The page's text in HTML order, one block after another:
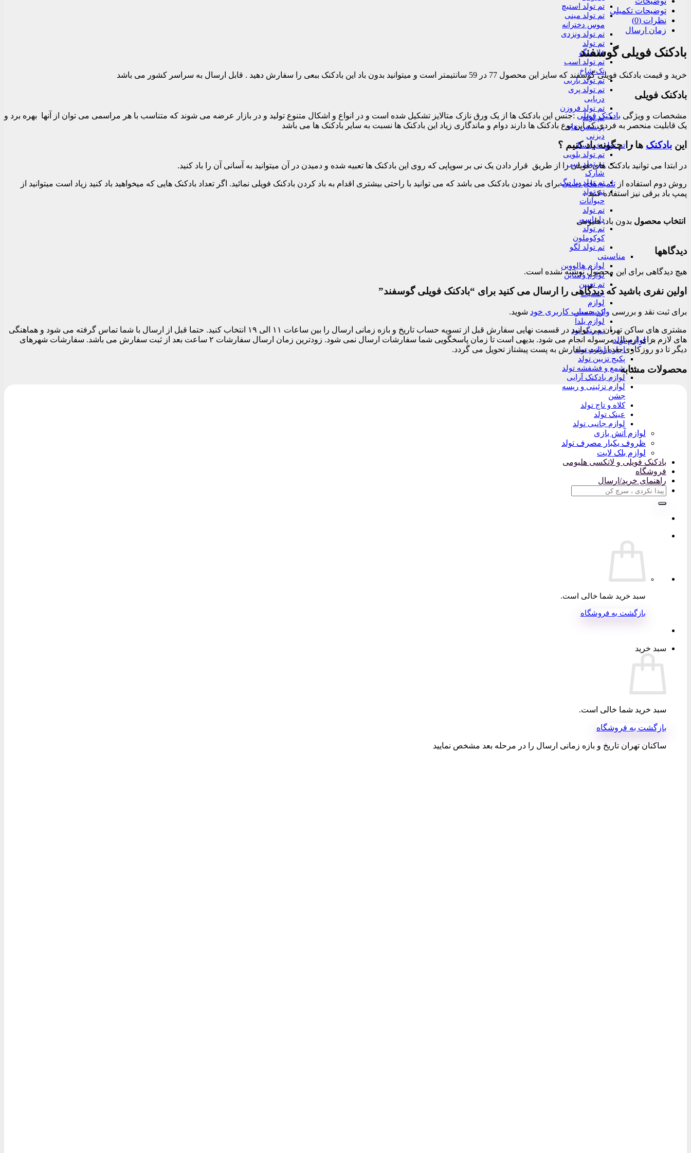
تم تولد استیچ
تم تولد مینی
موس دخترانه
تم تولد ونزدی
تم تولد
فلامینگو
تم تولد اسب
تک شاخ
تم تولد باربی
تم تولد پری
دریایی
تم تولد فروزن
تم تولد
پرنسس های
دیزنی
تم تولد خردسال
تم تولد بلویی
تم تولد بیبی
شارک
تم تولد پپا پیگ
تم تولد
حیوانات
تم تولد
دایناسور
تم تولد
کوکوملون
تم تولد لگو
مناسبتی
لوازم هالووین
لوازم ولنتاین
تم تعیین
جنسیت
لوازم
کریسمس
لوازم یلدا
تم رنگ نود
لوازم تولد
اجاره لوازم تولد
پکیج تزیین تولد
شمع و فشفشه تولد
لوازم بادکنک آرایی
لوازم تزئینی و ریسه
جشن
کلاه و تاج تولد
عینک تولد
لوازم جانبی تولد
لوازم آتش بازی
ظروف یکبار مصرف تولد
لوازم بلک لایت
بادکنک فویلی و لاتکسی هلیومی
فروشگاه
راهنمای خرید/ارسال
جستجو
سبد خرید شما خالی است.
بازگشت به فروشگاه
سبد خرید
سبد خرید شما خالی است.
بازگشت به فروشگاه
ساکنان تهران تاریخ و بازه زمانی ارسال را در مرحله بعد مشخص نمایید
توضیحات تکمیلی
نظرات (0)
زمان ارسال
بادکنک فویلی گوسفند
خرید و قیمت بادکنک فویلی گوسفند که سایز این محصول 77 در 59 سانتیمتر است و میتوانید بدون باد این بادکنک ببعی را سفارش دهید . قابل ارسال به سراسر کشور می باشد
بادکنک فویلی
مشخصات و ویژگی بادکنک فویلی :جنس این بادکنک ها از یک ورق نازک متالایز تشکیل شده است و در انواع و اشکال متنوع تولید و در بازار عرضه می شوند که متناسب با هر مراسمی می توان از آنها بهره برد و
یک قابلیت منحصر به فردی که این نوع بادکنک ها دارند دوام و ماندگاری زیاد این بادکنک ها نسبت به سایر بادکنک ها می باشد
این بادکنک ها را چگونه باد کنیم ؟
در ابتدا می توانید بادکنک های فویلی را از طریق قرار دادن یک نی بر سوپاپی که روی این بادکنک ها تعبیه شده و دمیدن در آن میتوانید به آسانی آن را باد کنید.
روش دوم استفاده از تلمبه های دستیبرای باد نمودن بادکنک می باشد که می توانید با راحتی بیشتری اقدام به باد کردن بادکنک فویلی نمائید. اگر تعداد بادکنک هایی که میخواهید باد کنید زیاد است میتوانید از
پمپ باد برقی نیز استفاده کنید .
انتخاب محصول بدون باد, هلیومی
دیدگاهها
هیچ دیدگاهی برای این محصول نوشته نشده است.
اولین نفری باشید که دیدگاهی را ارسال می کنید برای “بادکنک فویلی گوسفند”
برای ثبت نقد و بررسی وارد حساب کاربری خود شوید.
مشتری های ساکن تهران می توانید در قسمت نهایی سفارش قبل از تسویه حساب تاریخ و بازه زمانی ارسال را بین ساعات ۱۱ الی ۱۹ انتخاب کنید. حتما قبل از ارسال با شما تماس گرفته می شود و هماهنگی
های لازم برای ارسال مرسوله انجام می شود. بدیهی است تا زمان پاسخگویی شما سفارشات ارسال نمی شود. زودترین زمان ارسال سفارشات ۲ ساعت بعد از ثبت سفارش می باشد. سفارشات شهرهای
دیگر تا دو روزکاری بعد از ثبت سفارش به پست پیشتاز تحویل می گردد.
محصولات مشابه